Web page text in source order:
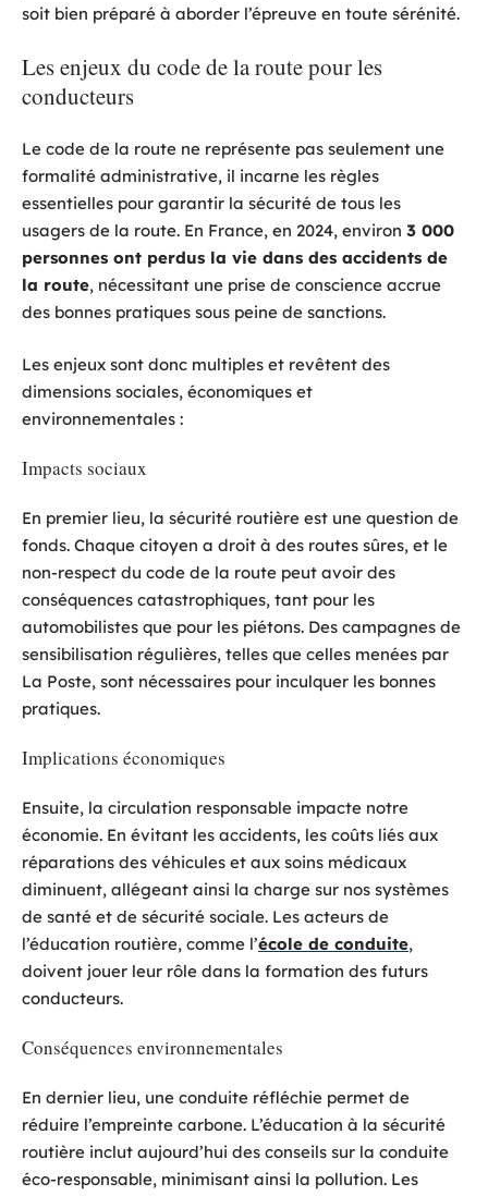
soit bien préparé à aborder l’épreuve en toute sérénité.
Les enjeux du code de la route pour les
conducteurs
Le code de la route ne représente pas seulement une
formalité administrative, il incarne les règles
essentielles pour garantir la sécurité de tous les
usagers de la route. En France, en 2024, environ 3 000
personnes ont perdus la vie dans des accidents de
la route, nécessitant une prise de conscience accrue
des bonnes pratiques sous peine de sanctions.
Les enjeux sont donc multiples et revêtent des
dimensions sociales, économiques et
environnementales :
Impacts sociaux
En premier lieu, la sécurité routière est une question de
fonds. Chaque citoyen a droit à des routes sûres, et le
non-respect du code de la route peut avoir des
conséquences catastrophiques, tant pour les
automobilistes que pour les piétons. Des campagnes de
sensibilisation régulières, telles que celles menées par
La Poste, sont nécessaires pour inculquer les bonnes
pratiques.
Implications économiques
Ensuite, la circulation responsable impacte notre
économie. En évitant les accidents, les coûts liés aux
réparations des véhicules et aux soins médicaux
diminuent, allégeant ainsi la charge sur nos systèmes
de santé et de sécurité sociale. Les acteurs de
l’éducation routière, comme l’école de conduite,
doivent jouer leur rôle dans la formation des futurs
conducteurs.
Conséquences environnementales
En dernier lieu, une conduite réfléchie permet de
réduire l’empreinte carbone. L’éducation à la sécurité
routière inclut aujourd’hui des conseils sur la conduite
éco-responsable, minimisant ainsi la pollution. Les